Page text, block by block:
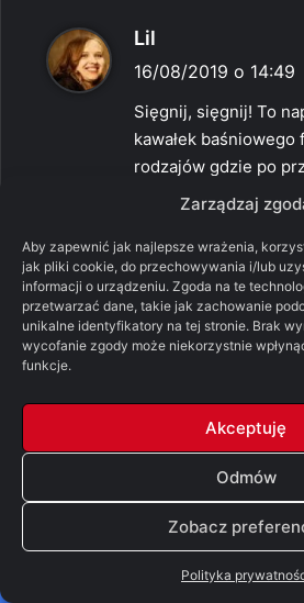
Zarządzaj
Aby zapewnić jak najlepsze wrażenia,
jak pliki cookie, do przechowywania i/lub
informacji o urządzeniu. Zgoda na te
przetwarzać dane, takie jak zachowanie
unikalne identyfikatory na tej stronie. Brak
wycofanie zgody może niekorzystnie
funkcje.
Akceptuję
Odmów
Zobacz
Polityka
Lil
i
z
e
16/08/2019 o 14:49
Sięgnij, sięgnij! To
kawałek
rodzajów gdzie po
po prostu
0
0
Odpowiedz
i
16/08/2019 o 14:45
This. To moje
czytania Williamsa, że
ale chyba Ci wariaci
widzieli xD